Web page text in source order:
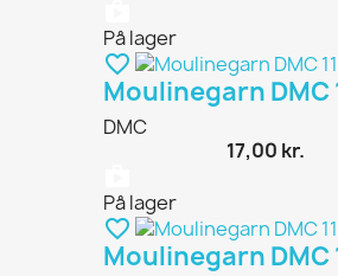
På lager
favorite_border
Moulinegarn DMC
DMC
17,00 kr.
På lager
favorite_border
Moulinegarn DMC